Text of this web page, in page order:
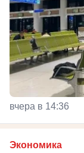
вчера в 14:36
Экономика